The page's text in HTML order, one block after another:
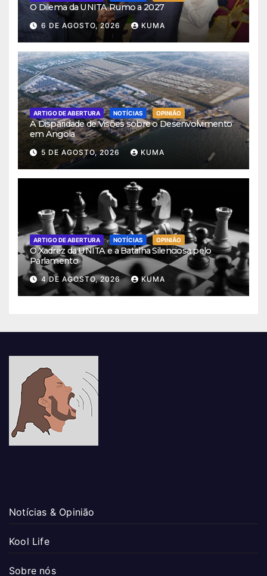
O Dilema da UNITA Rumo a 2027
6 DE AGOSTO, 2026 KUMA
ARTIGO DE ABERTURA NOTÍCIAS OPINIÃO
A Disparidade de Visões sobre o Desenvolvimento
em Angola
5 DE AGOSTO, 2026 KUMA
ARTIGO DE ABERTURA NOTÍCIAS OPINIÃO
O Xadrez da UNITA e a Batalha Silenciosa pelo
Parlamento
4 DE AGOSTO, 2026 KUMA
Notícias & Opinião
Kool Life
Sobre nós